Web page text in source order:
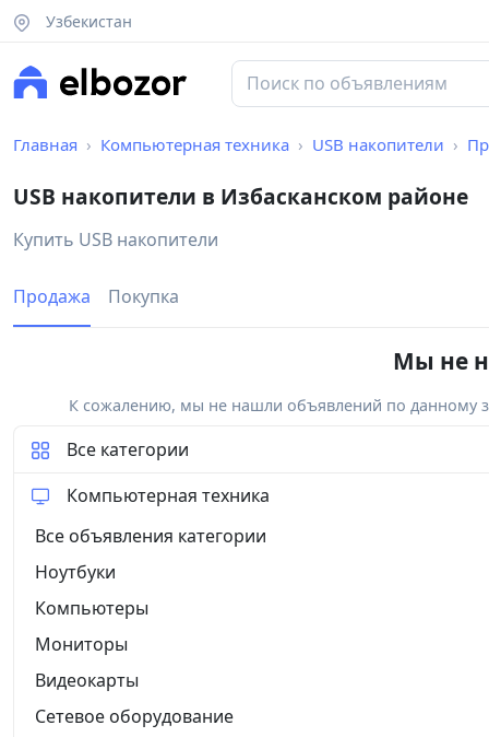
Узбекистан
Главная Компьютерная техника USB накопители
USB накопители в Избасканском районе
Купить USB накопители
Продажа Покупка
Мы не
К сожалению, мы не нашли объявлений по данному
Все категории
Компьютерная техника
Все объявления категории
Ноутбуки
Компьютеры
Мониторы
Видеокарты
Сетевое оборудование